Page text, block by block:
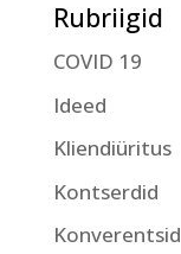
Rubriigid
COVID 19
Ideed
Kliendiüritus
Kontserdid
Konverentsid